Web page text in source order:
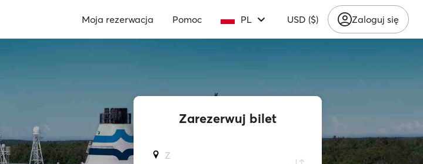
Moja rezerwacja Pomoc PL USD ($) Zaloguj się
Zarezerwuj bilet
Z